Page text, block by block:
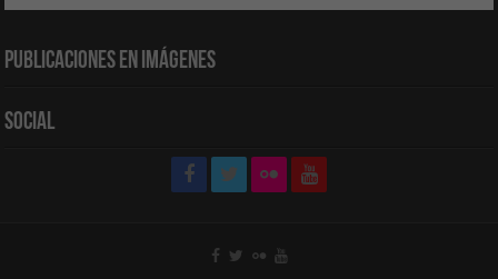
Publicaciones en Imágenes
Social